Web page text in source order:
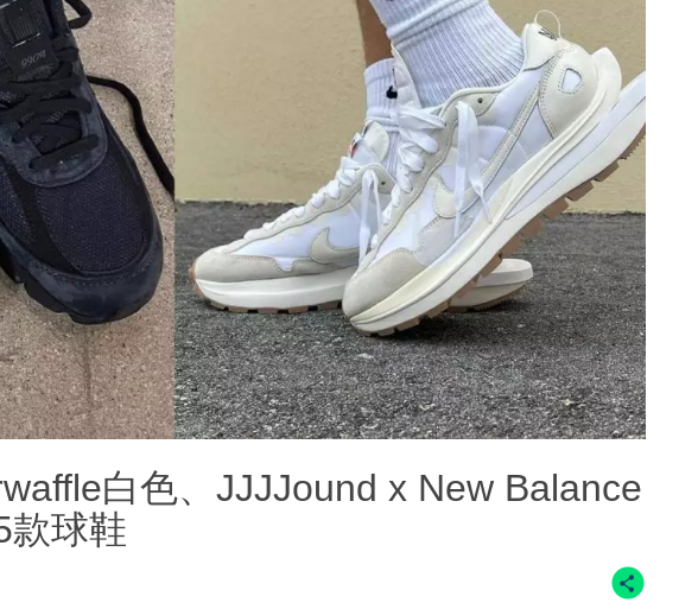
白色、JJJJound x New Balance
款球鞋